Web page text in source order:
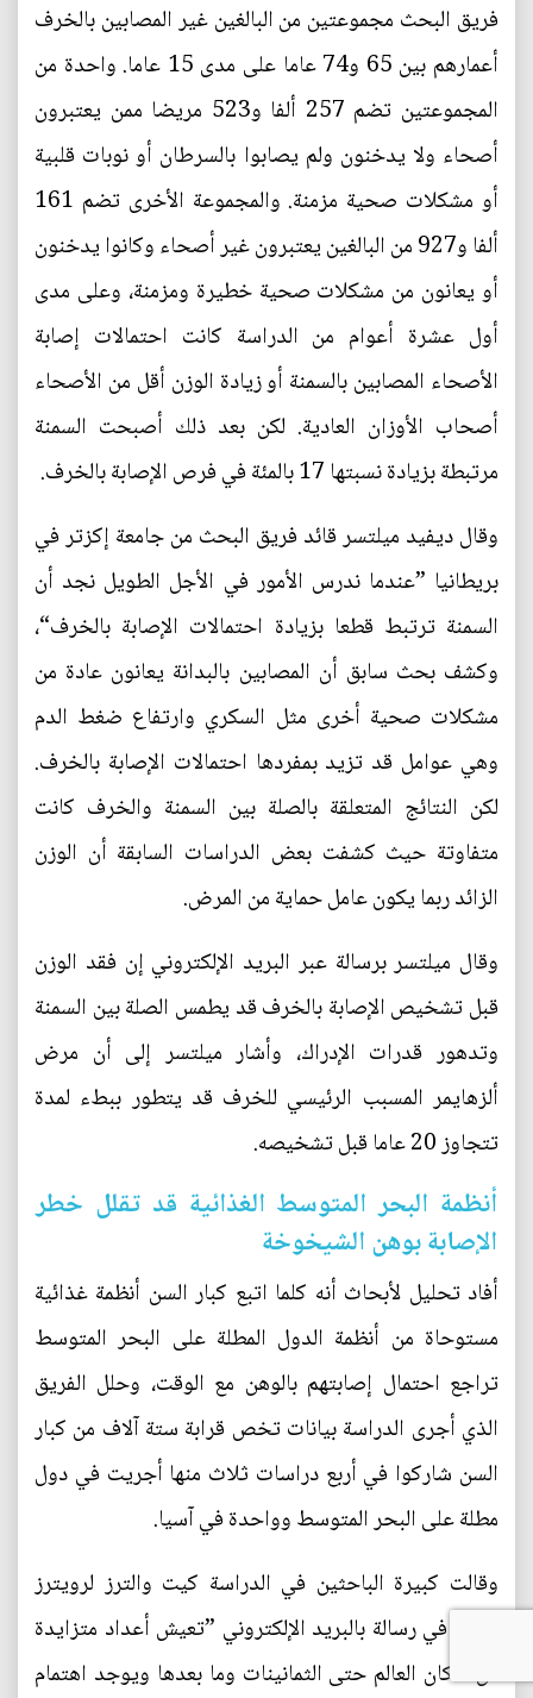
فريق البحث مجموعتين من البالغين غير المصابين بالخرف
أعمارهم بين 65 و74 عاما على مدى 15 عاما. واحدة من
المجموعتين تضم 257 ألفا و523 مريضا ممن يعتبرون
أصحاء ولا يدخنون ولم يصابوا بالسرطان أو نوبات قلبية
أو مشكلات صحية مزمنة. والمجموعة الأخرى تضم 161
ألفا و927 من البالغين يعتبرون غير أصحاء وكانوا يدخنون
أو يعانون من مشكلات صحية خطيرة ومزمنة، وعلى مدى
أول عشرة أعوام من الدراسة كانت احتمالات إصابة
الأصحاء المصابين بالسمنة أو زيادة الوزن أقل من الأصحاء
أصحاب الأوزان العادية. لكن بعد ذلك أصبحت السمنة
مرتبطة بزيادة نسبتها 17 بالمئة في فرص الإصابة بالخرف.
وقال ديفيد ميلتسر قائد فريق البحث من جامعة إكزتر في
بريطانيا ”عندما ندرس الأمور في الأجل الطويل نجد أن
السمنة ترتبط قطعا بزيادة احتمالات الإصابة بالخرف“،
وكشف بحث سابق أن المصابين بالبدانة يعانون عادة من
مشكلات صحية أخرى مثل السكري وارتفاع ضغط الدم
وهي عوامل قد تزيد بمفردها احتمالات الإصابة بالخرف.
لكن النتائج المتعلقة بالصلة بين السمنة والخرف كانت
متفاوتة حيث كشفت بعض الدراسات السابقة أن الوزن
الزائد ربما يكون عامل حماية من المرض.
وقال ميلتسر برسالة عبر البريد الإلكتروني إن فقد الوزن
قبل تشخيص الإصابة بالخرف قد يطمس الصلة بين السمنة
وتدهور قدرات الإدراك، وأشار ميلتسر إلى أن مرض
ألزهايمر المسبب الرئيسي للخرف قد يتطور ببطء لمدة
تتجاوز 20 عاما قبل تشخيصه.
أنظمة البحر المتوسط الغذائية قد تقلل خطر
الإصابة بوهن الشيخوخة
أفاد تحليل لأبحاث أنه كلما اتبع كبار السن أنظمة غذائية
مستوحاة من أنظمة الدول المطلة على البحر المتوسط
تراجع احتمال إصابتهم بالوهن مع الوقت، وحلل الفريق
الذي أجرى الدراسة بيانات تخص قرابة ستة آلاف من كبار
السن شاركوا في أربع دراسات ثلاث منها أجريت في دول
مطلة على البحر المتوسط وواحدة في آسيا.
وقالت كبيرة الباحثين في الدراسة كيت والترز لرويترز
هيلث في رسالة بالبريد الإلكتروني ”تعيش أعداد متزايدة
من سكان العالم حتى الثمانينات وما بعدها ويوجد اهتمام